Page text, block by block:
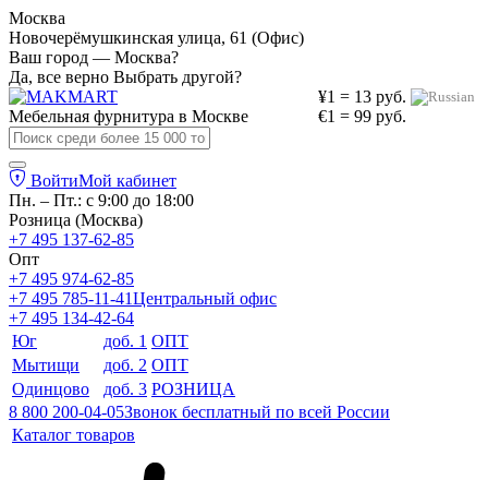
Москва
Новочерёмушкинская улица, 61 (Офис)
Ваш город — Москва?
Да, все верно Выбрать другой?
¥1 = 13 руб.
€1 = 99 руб.
Мебельная фурнитура в Москве
ВойтиМой кабинет
Пн. – Пт.: с 9:00 до 18:00
Розница (Москва)
+7 495 137-62-85
Опт
+7 495 974-62-85
+7 495 785-11-41Центральный офис
+7 495 134-42-64
Юг
доб. 1 ОПТ
Мытищи
доб. 2 ОПТ
Одинцово
доб. 3 РОЗНИЦА
8 800 200-04-05Звонок бесплатный по всей России
Каталог товаров